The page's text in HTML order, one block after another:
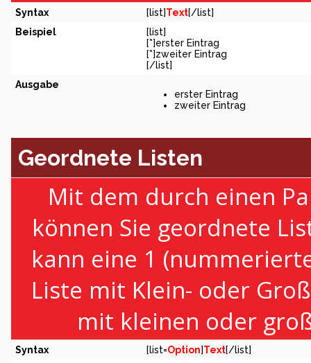
Syntax [list]Text[/list]
Beispiel
[list]
[*]erster Eintrag
[*]zweiter Eintrag
[/list]
Ausgabe
erster Eintrag
zweiter Eintrag
Geordnete Listen
Mit dem durch einen
können Sie geordnete
kann eine 1
Liste mit Klein- oder
mit kleinen oder
Syntax [list=Option]Text[/list]